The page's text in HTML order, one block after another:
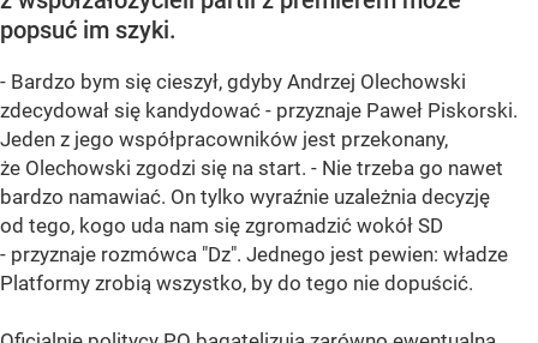
popsuć im szyki.
- Bardzo bym się cieszył, gdyby Andrzej Olechowski
zdecydował się kandydować - przyznaje Paweł Piskorski.
Jeden z jego współpracowników jest przekonany,
że Olechowski zgodzi się na start. - Nie trzeba go nawet
bardzo namawiać. On tylko wyraźnie uzależnia decyzję
od tego, kogo uda nam się zgromadzić wokół SD
- przyznaje rozmówca "Dz". Jednego jest pewien: władze
Platformy zrobią wszystko, by do tego nie dopuścić.